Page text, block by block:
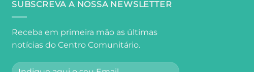
SUBSCREVA A NOSSA NEWSLETTER
Receba em primeira mão as últimas
notícias do Centro Comunitário.